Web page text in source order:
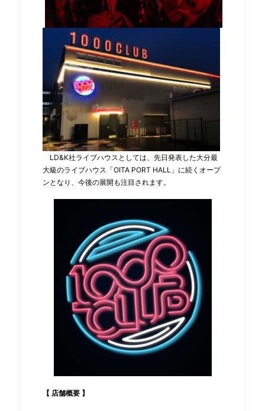
LD&K社ライブハウスとしては、先日発表した大分最
大級のライブハウス「OITA PORT HALL」に続くオープ
ンとなり、今後の展開も注目されます。
【 店舗概要 】